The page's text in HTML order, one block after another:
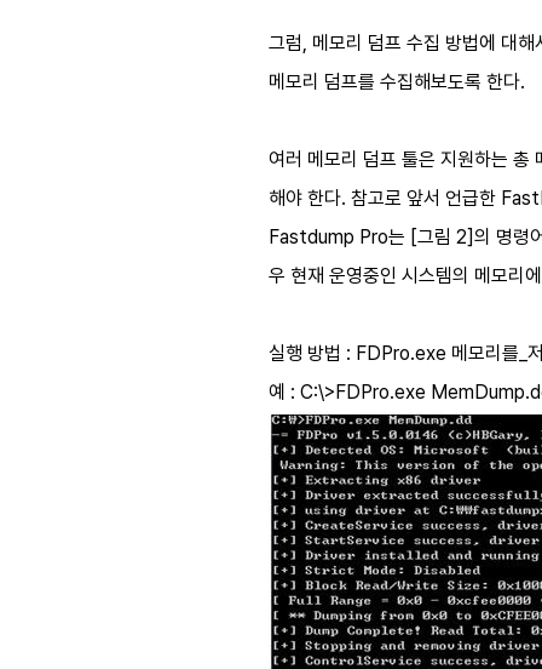
그럼, 메모리 덤프 수집 방법에 대
메모리 덤프를 수집해보도록 한다.
여러 메모리 덤프 툴은 지원하는 총
해야 한다. 참고로 앞서 언급한
Fastdump Pro는 [그림 2]의 명령
우 현재 운영중인 시스템의 메모리
실행 방법 : FDPro.exe 메모리를_
예 : C:\>FDPro.exe